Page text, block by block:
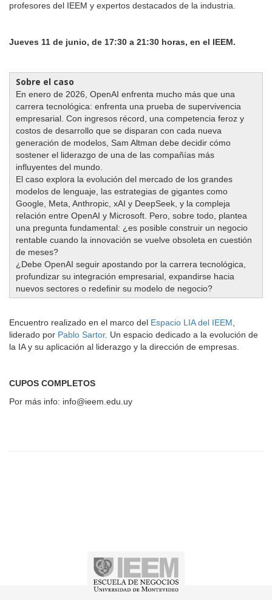
profesores del IEEM y expertos destacados de la industria.
Jueves 11 de junio, de 17:30 a 21:30 horas, en el IEEM.
Sobre el caso
En enero de 2026, OpenAI enfrenta mucho más que una
carrera tecnológica: enfrenta una prueba de supervivencia
empresarial. Con ingresos récord, una competencia feroz y
costos de desarrollo que se disparan con cada nueva
generación de modelos, Sam Altman debe decidir cómo
sostener el liderazgo de una de las compañías más
influyentes del mundo.
El caso explora la evolución del mercado de los grandes
modelos de lenguaje, las estrategias de gigantes como
Google, Meta, Anthropic, xAI y DeepSeek, y la compleja
relación entre OpenAI y Microsoft. Pero, sobre todo, plantea
una pregunta fundamental: ¿es posible construir un negocio
rentable cuando la innovación se vuelve obsoleta en cuestión
de meses?
¿Debe OpenAI seguir apostando por la carrera tecnológica,
profundizar su integración empresarial, expandirse hacia
nuevos sectores o redefinir su modelo de negocio?
Encuentro realizado en el marco del Espacio LIA del IEEM
liderado por Pablo Sartor. Un espacio dedicado a la evolución de
la IA y su aplicación al liderazgo y la dirección de empresas.
CUPOS COMPLETOS
Por más info: info@ieem.edu.uy